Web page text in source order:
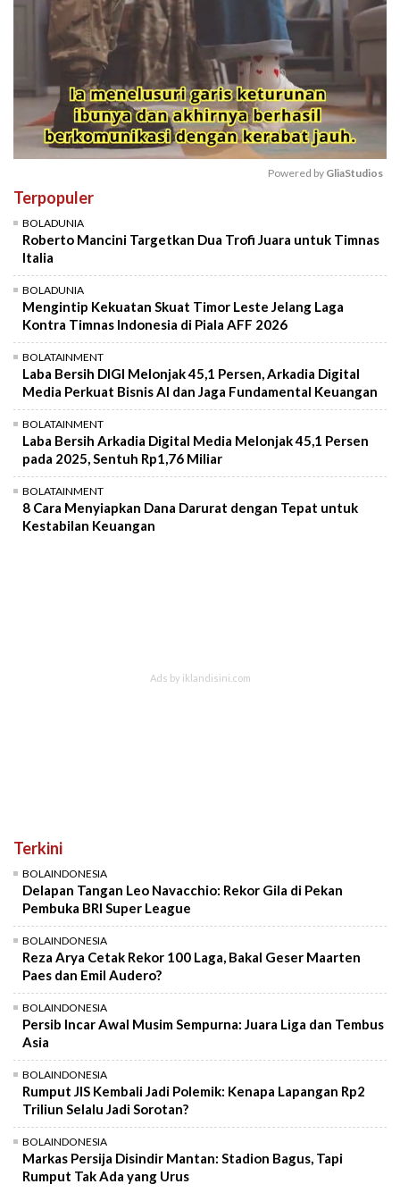
Powered by GliaStudios
Terpopuler
BOLADUNIA
Roberto Mancini Targetkan Dua Trofi Juara untuk Timnas
Italia
BOLADUNIA
Mengintip Kekuatan Skuat Timor Leste Jelang Laga
Kontra Timnas Indonesia di Piala AFF 2026
BOLATAINMENT
Laba Bersih DIGI Melonjak 45,1 Persen, Arkadia Digital
Media Perkuat Bisnis AI dan Jaga Fundamental Keuangan
BOLATAINMENT
Laba Bersih Arkadia Digital Media Melonjak 45,1 Persen
pada 2025, Sentuh Rp1,76 Miliar
BOLATAINMENT
8 Cara Menyiapkan Dana Darurat dengan Tepat untuk
Kestabilan Keuangan
Terkini
BOLAINDONESIA
Delapan Tangan Leo Navacchio: Rekor Gila di Pekan
Pembuka BRI Super League
BOLAINDONESIA
Reza Arya Cetak Rekor 100 Laga, Bakal Geser Maarten
Paes dan Emil Audero?
BOLAINDONESIA
Persib Incar Awal Musim Sempurna: Juara Liga dan Tembus
Asia
BOLAINDONESIA
Rumput JIS Kembali Jadi Polemik: Kenapa Lapangan Rp2
Triliun Selalu Jadi Sorotan?
BOLAINDONESIA
Markas Persija Disindir Mantan: Stadion Bagus, Tapi
Rumput Tak Ada yang Urus